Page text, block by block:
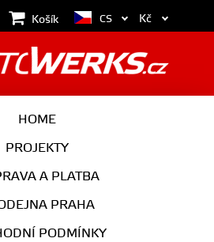
Košík
HOME
PROJEKTY
A PLATBA
PRAHA
PODMÍNKY
CS Kč
PŘEVODOVKA